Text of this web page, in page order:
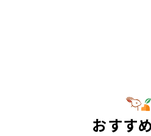
おすす